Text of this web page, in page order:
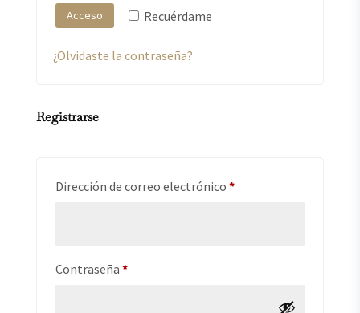
Recuérdame
Acceso
¿Olvidaste la contraseña?
Registrarse
Dirección de correo electrónico *Obligatorio
Contraseña *Obligatorio